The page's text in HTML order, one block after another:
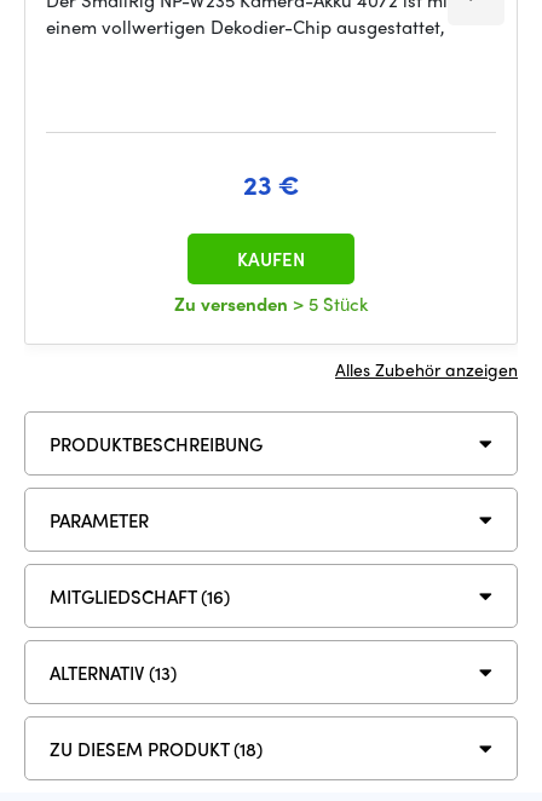
einem vollwertigen Dekodier-Chip ausgestattet,
23 €
Zu versenden > 5 Stück
KAUFEN
Alles Zubehör anzeigen
PRODUKTBESCHREIBUNG
PARAMETER
MITGLIEDSCHAFT (16)
ALTERNATIV (13)
ZU DIESEM PRODUKT (18)